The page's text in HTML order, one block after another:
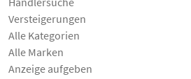
Versteigerungen
Alle Kategorien
Alle Marken
Anzeige aufgeben